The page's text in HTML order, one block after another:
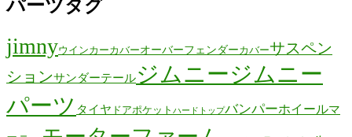
パーツタグ
jimnyウインカーカバーオーバーフェンダーカバーサスペン
ションサンダーテールジムニージムニー
パーツ タイヤ ドアポケット ハードトップバンパーホイールマ